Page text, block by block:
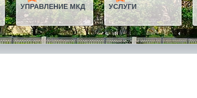
УПРАВЛЕНИЕ МКД УСЛУГИ